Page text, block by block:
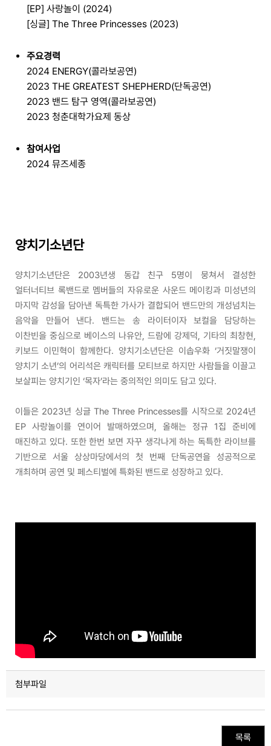
[EP] 사랑놀이 (2024)
[싱글] The Three Princesses (2023)
주요경력
2024 ENERGY(콜라보공연)
2023 THE GREATEST SHEPHERD(단독공연)
2023 밴드 탐구 영역(콜라보공연)
2023 청춘대학가요제 동상
참여사업
2024 뮤즈세종
양치기소년단
양치기소년단은 2003년생 동갑 친구 5명이 뭉쳐서 결성한
얼터너티브 록밴드로 멤버들의 자유로운 사운드 메이킹과 미성년의
마지막 감성을 담아낸 독특한 가사가 결합되어 밴드만의 개성넘치는
음악을 만들어 낸다. 밴드는 송 라이터이자 보컬을 담당하는
이찬빈을 중심으로 베이스의 나유안, 드람에 강제덕, 기타의 최창현,
키보드 이민혁이 함께한다. 양치기소년단은 이솝우화 ‘거짓말쟁이
양치기 소년’의 어리석은 캐릭터를 모티브로 하지만 사람들을 이끌고
보살피는 양치기인 ‘목자’라는 중의적인 의미도 담고 있다.
이들은 2023년 싱글 The Three Princesses를 시작으로 2024년
EP 사랑놀이를 연이어 발매하였으며, 올해는 정규 1집 준비에
매진하고 있다. 또한 한번 보면 자꾸 생각나게 하는 독특한 라이브를
기반으로 서울 상상마당에서의 첫 번째 단독공연을 성공적으로
개최하며 공연 및 페스티벌에 특화된 밴드로 성장하고 있다.
첨부파일
목록